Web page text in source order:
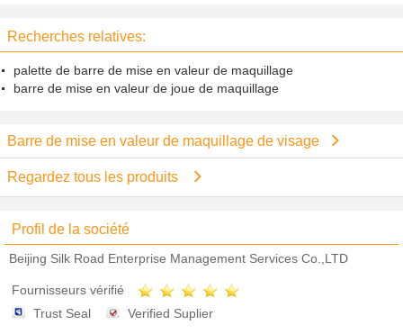
Recherches relatives:
palette de barre de mise en valeur de maquillage
barre de mise en valeur de joue de maquillage
Barre de mise en valeur de maquillage de visage
Regardez tous les produits
Profil de la société
Beijing Silk Road Enterprise Management Services Co.,LTD
Fournisseurs vérifié
Trust Seal
Verified Suplier